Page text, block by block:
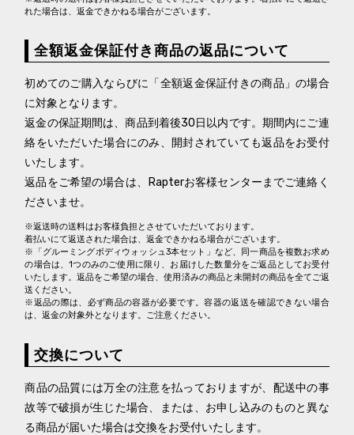
れた場合は、返金できかねる場合がございます。
全額返金保証付き商品の返品について
初めてのご購入ならびに「全額返金保証付きの商品」の場合
に対象となります。
返金の保証期間は、商品到着後30日以内です。期間内にご連
絡をいただいた場合にのみ、開封されていても返品をお受付
いたします。
返品をご希望の場合は、Rapterお客様センターまでご連絡く
ださいませ。
※返送時の送料はお客様負担とさせていただいております。
着払いにて返送された場合は、返金できかねる場合がございます。
※「グルーミングボディウォッシュ3本セット」など、同一商品を複数お求め
の場合は、1つのみのご使用に限り、お届けした数量分をご返品としてお受付
いたします。返品をご希望の場合、使用済みの商品と未開封の商品を全てご返
送ください。
※返品の際は、必ず商品の容器が必要です。容器の返送を確認できない場合
は、返金の対象外となります。ご注意ください。
交換について
商品の品質には万全の注意を払っておりますが、配送中の事
故等で破損が生じた場合、または、お申し込みのものと異な
る商品が届いた場合は交換をお受付いたします。